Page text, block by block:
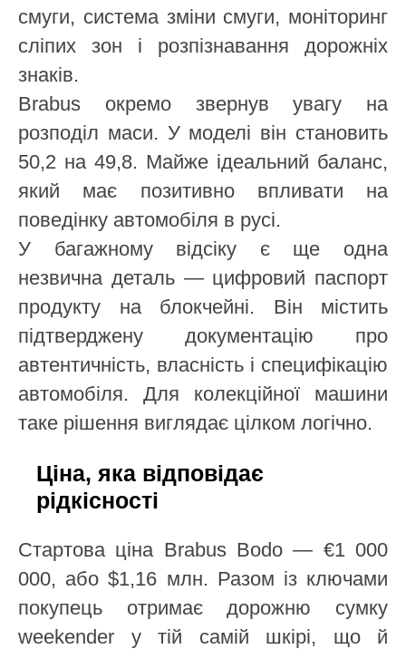
смуги, система зміни смуги, моніторинг
сліпих зон і розпізнавання дорожніх
знаків.
Brabus окремо звернув увагу на
розподіл маси. У моделі він становить
50,2 на 49,8. Майже ідеальний баланс,
який має позитивно впливати на
поведінку автомобіля в русі.
У багажному відсіку є ще одна
незвична деталь — цифровий паспорт
продукту на блокчейні. Він містить
підтверджену документацію про
автентичність, власність і специфікацію
автомобіля. Для колекційної машини
таке рішення виглядає цілком логічно.
Ціна, яка відповідає
рідкісності
Стартова ціна Brabus Bodo — €1 000
000, або $1,16 млн. Разом із ключами
покупець отримає дорожню сумку
weekender у тій самій шкірі, що й